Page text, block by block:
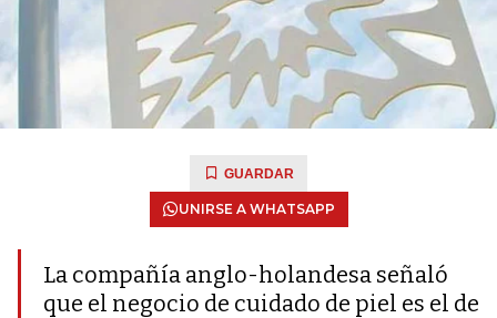
GUARDAR
UNIRSE A WHATSAPP
La compañía anglo-holandesa señaló
que el negocio de cuidado de piel es el de